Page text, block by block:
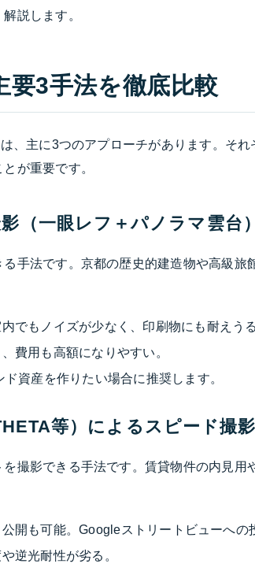
説します。
3手法を徹底比較
、主に3つのアプローチがあります。それ
が重要です。
（一眼レフ＋パノラマ雲台）
手法です。京都の歴史的建造物や高級旅
でもノイズが少なく、印刷物にも耐えうる
費用も高額になりやすい。
ド資産を作りたい場合に推奨します。
等）によるスピード撮影
撮影できる手法です。賃貸物件の内見用
開も可能。Googleストリートビューへの
逆光耐性が劣る。